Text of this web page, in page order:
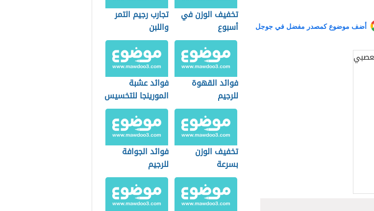
أضف موضوع كمصدر مفضل في جوجل
تخفيف الوزن في
أسبوع
تجارب رجيم التمر
واللبن
فوائد القهوة
للرجيم
فوائد عشبة
المورينجا للتخسيس
تخفيف الوزن
بسرعة
فوائد الجوافة
للرجيم